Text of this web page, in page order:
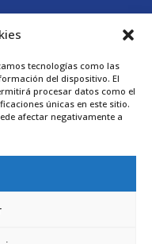
tecnologías como las
del dispositivo. El
procesar datos como el
únicas en este sitio.
afectar negativamente a